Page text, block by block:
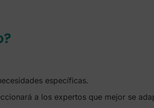
específicas.
a los expertos que mejor se